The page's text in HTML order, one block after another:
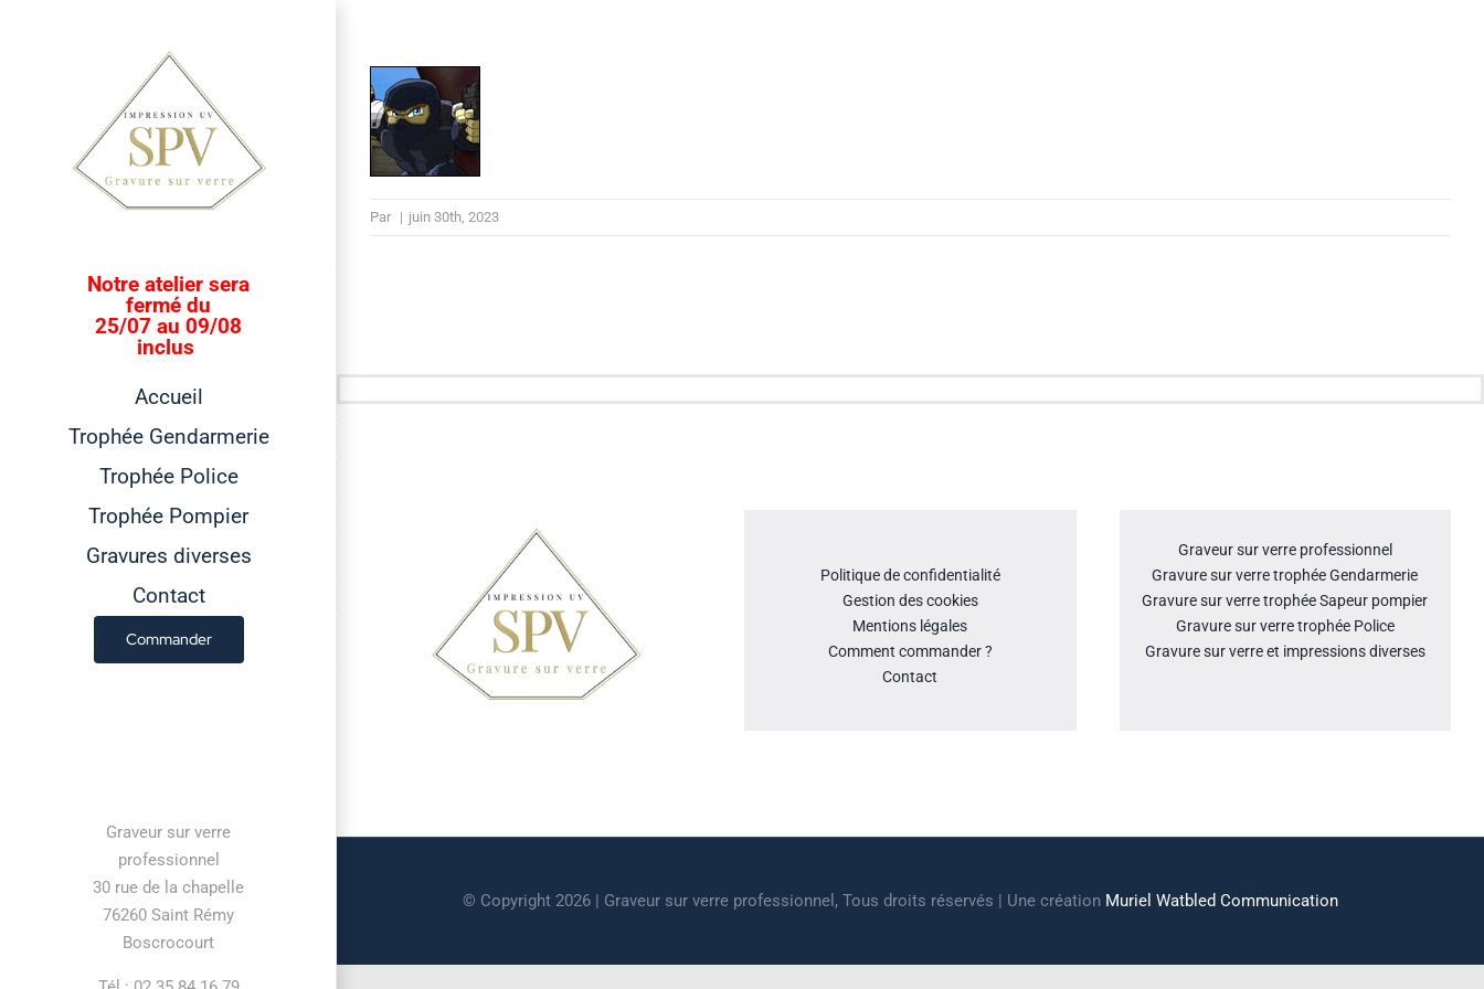
Notre atelier sera
fermé du
25/07 au 09/08
inclus
Accueil
Trophée Gendarmerie
Trophée Police
Trophée Pompier
Gravures diverses
Contact
Commander
Graveur sur verre
professionnel
30 rue de la chapelle
76260 Saint Rémy
Boscrocourt
Par | juin 30th, 2023
Politique de confidentialité
Gestion des cookies
Mentions légales
Comment commander ?
Contact
Graveur sur verre professionnel
Gravure sur verre trophée Gendarmerie
Gravure sur verre trophée Sapeur pompier
Gravure sur verre trophée Police
Gravure sur verre et impressions diverses
© Copyright 2026 | Graveur sur verre professionnel, Tous droits réservés | Une création Muriel Watbled Communication